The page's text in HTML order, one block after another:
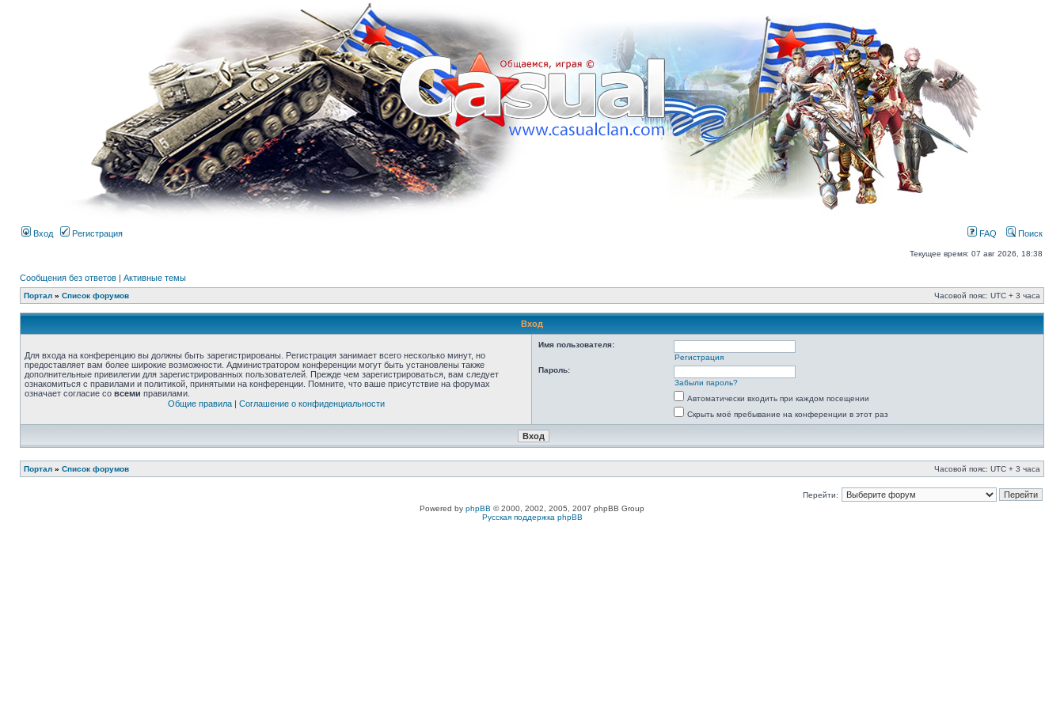
Вход Регистрация FAQ Поиск
Текущее время: 07 авг 2026, 18:38
Сообщения без ответов | Активные темы
Портал » Список форумов Часовой пояс: UTC + 3 часа
Вход
Для входа на конференцию вы должны быть зарегистрированы. Регистрация занимает всего несколько минут, но
предоставляет вам более широкие возможности. Администратором конференции могут быть установлены также
дополнительные привилегии для зарегистрированных пользователей. Прежде чем зарегистрироваться, вам следует
ознакомиться с правилами и политикой, принятыми на конференции. Помните, что ваше присутствие на форумах
означает согласие со всеми правилами.
Общие правила| Соглашение о конфиденциальности
Имя пользователя:
Регистрация
Пароль:
Забыли пароль?
Автоматически входить при каждом посещении
Скрыть моё пребывание на конференции в этот раз
Портал » Список форумов Часовой пояс: UTC + 3 часа
Перейти:
Powered by phpBB © 2000, 2002, 2005, 2007 phpBB Group
Русская поддержка phpBB